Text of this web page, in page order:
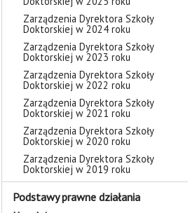
Zarządzenia Dyrektora Szkoły
Doktorskiej w 2024 roku
Zarządzenia Dyrektora Szkoły
Doktorskiej w 2023 roku
Zarządzenia Dyrektora Szkoły
Doktorskiej w 2022 roku
Zarządzenia Dyrektora Szkoły
Doktorskiej w 2021 roku
Zarządzenia Dyrektora Szkoły
Doktorskiej w 2020 roku
Zarządzenia Dyrektora Szkoły
Doktorskiej w 2019 roku
Podstawy prawne działania